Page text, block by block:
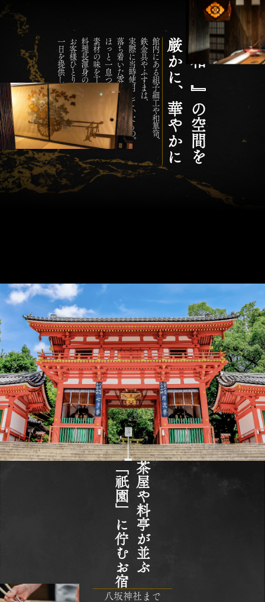
『 和 』の空間を
厳かに、華やかに
館内にある組子細工や和箪笥、
鉄金具やふすまは、
実際に当時使用していたもの。
落ち着いた雰囲気で、
ほっと一息つけるお部屋。
素材の味を丁寧に生かした、
料理長渾身の京懐石料理。
お客様ひとりひとりの心を癒す、
一日を提供します。
茶屋や料亭が並ぶ
「祇園」に佇むお宿
八坂神社まで